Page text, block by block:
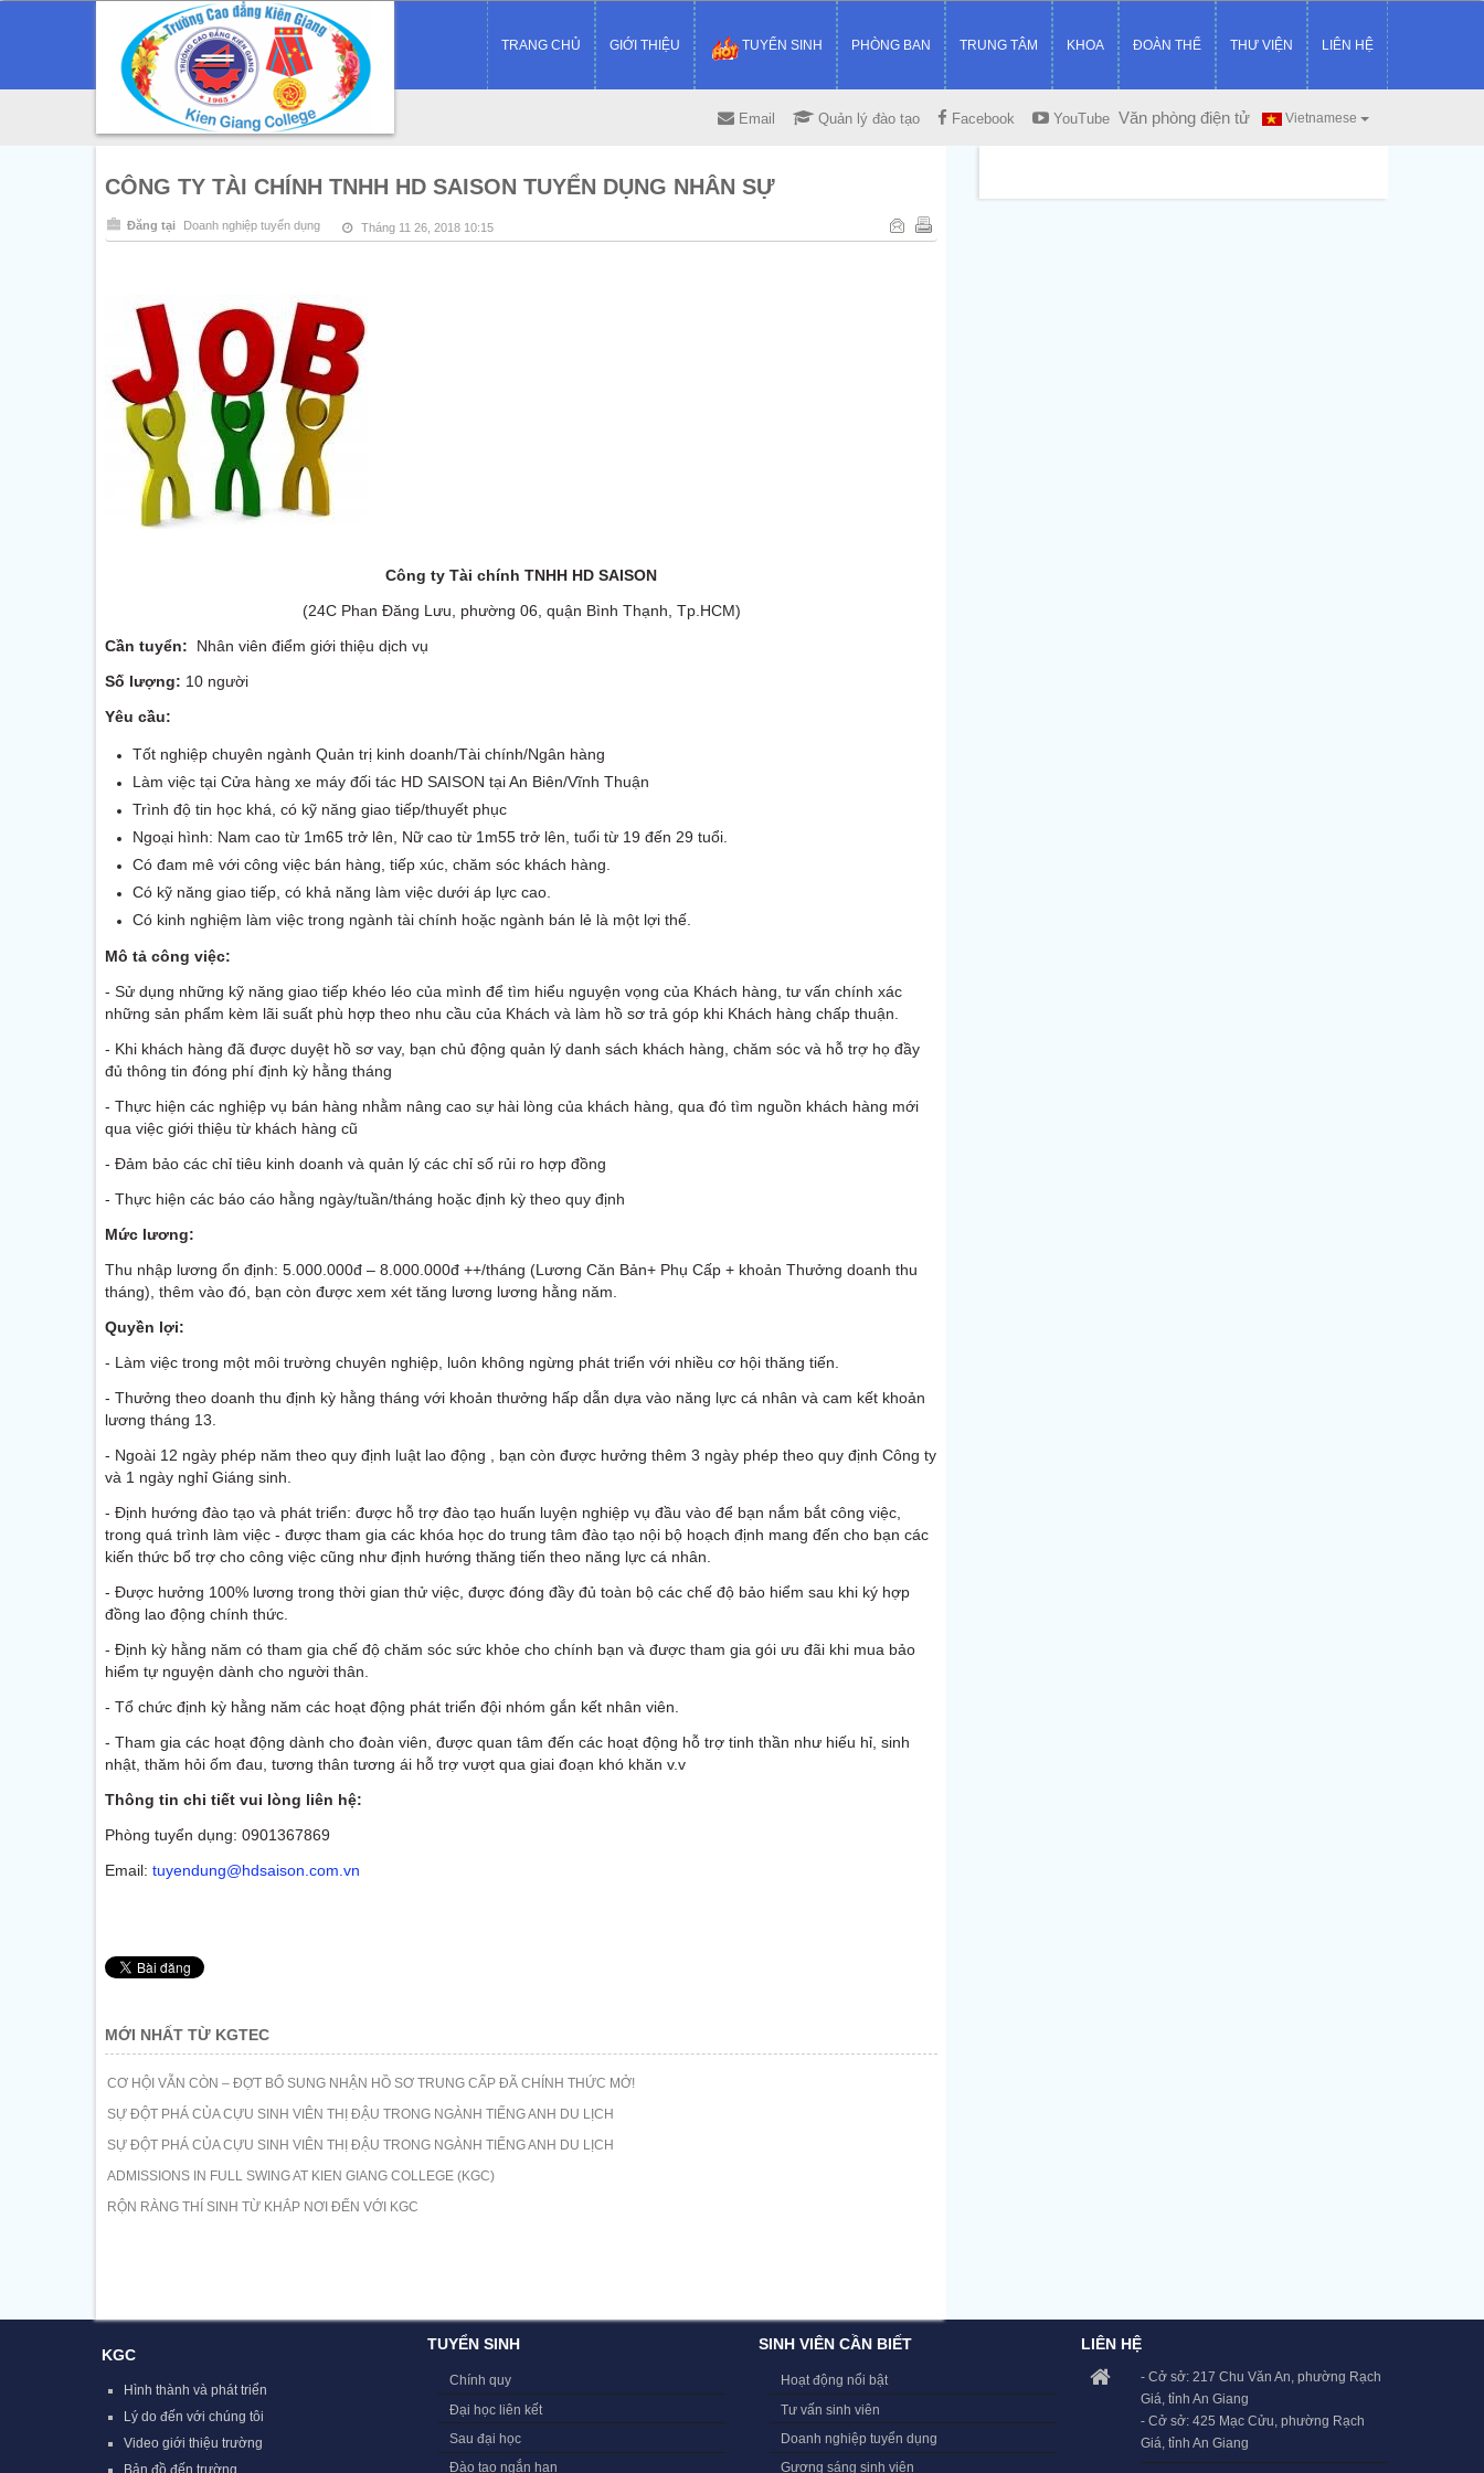
TRANG CHỦ GIỚI THIỆU TUYỂN SINH PHÒNG BAN TRUNG TÂM KHOA ĐOÀN THỂ THƯ VIỆN LIÊN HỆ
Vietnamese
Email Quản lý đào tạo Facebook YouTube Văn phòng điện tử
CÔNG TY TÀI CHÍNH TNHH HD SAISON TUYỂN DỤNG NHÂN SỰ
Đăng tại Doanh nghiệp tuyển dụng Tháng 11 26, 2018 10:15
Công ty Tài chính TNHH HD SAISON
(24C Phan Đăng Lưu, phường 06, quận Bình Thạnh, Tp.HCM)
Cần tuyển: Nhân viên điểm giới thiệu dịch vụ
Số lượng: 10 người
Yêu cầu:
Tốt nghiệp chuyên ngành Quản trị kinh doanh/Tài chính/Ngân hàng
Làm việc tại Cửa hàng xe máy đối tác HD SAISON tại An Biên/Vĩnh Thuận
Trình độ tin học khá, có kỹ năng giao tiếp/thuyết phục
Ngoại hình: Nam cao từ 1m65 trở lên, Nữ cao từ 1m55 trở lên, tuổi từ 19 đến 29 tuổi.
Có đam mê với công việc bán hàng, tiếp xúc, chăm sóc khách hàng.
Có kỹ năng giao tiếp, có khả năng làm việc dưới áp lực cao.
Có kinh nghiệm làm việc trong ngành tài chính hoặc ngành bán lẻ là một lợi thế.
Mô tả công việc:
- Sử dụng những kỹ năng giao tiếp khéo léo của mình để tìm hiểu nguyện vọng của Khách hàng, tư vấn chính xác
những sản phẩm kèm lãi suất phù hợp theo nhu cầu của Khách và làm hồ sơ trả góp khi Khách hàng chấp thuận.
- Khi khách hàng đã được duyệt hồ sơ vay, bạn chủ động quản lý danh sách khách hàng, chăm sóc và hỗ trợ họ đầy
đủ thông tin đóng phí định kỳ hằng tháng
- Thực hiện các nghiệp vụ bán hàng nhằm nâng cao sự hài lòng của khách hàng, qua đó tìm nguồn khách hàng mới
qua việc giới thiệu từ khách hàng cũ
- Đảm bảo các chỉ tiêu kinh doanh và quản lý các chỉ số rủi ro hợp đồng
- Thực hiện các báo cáo hằng ngày/tuần/tháng hoặc định kỳ theo quy định
Mức lương:
Thu nhập lương ổn định: 5.000.000đ – 8.000.000đ ++/tháng (Lương Căn Bản+ Phụ Cấp + khoản Thưởng doanh thu
tháng), thêm vào đó, bạn còn được xem xét tăng lương lương hằng năm.
Quyền lợi:
- Làm việc trong một môi trường chuyên nghiệp, luôn không ngừng phát triển với nhiều cơ hội thăng tiến.
- Thưởng theo doanh thu định kỳ hằng tháng với khoản thưởng hấp dẫn dựa vào năng lực cá nhân và cam kết khoản
lương tháng 13.
- Ngoài 12 ngày phép năm theo quy định luật lao động , bạn còn được hưởng thêm 3 ngày phép theo quy định Công ty
và 1 ngày nghỉ Giáng sinh.
- Định hướng đào tạo và phát triển: được hỗ trợ đào tạo huấn luyện nghiệp vụ đầu vào để bạn nắm bắt công việc,
trong quá trình làm việc - được tham gia các khóa học do trung tâm đào tạo nội bộ hoạch định mang đến cho bạn các
kiến thức bổ trợ cho công việc cũng như định hướng thăng tiến theo năng lực cá nhân.
- Được hưởng 100% lương trong thời gian thử việc, được đóng đầy đủ toàn bộ các chế độ bảo hiểm sau khi ký hợp
đồng lao động chính thức.
- Định kỳ hằng năm có tham gia chế độ chăm sóc sức khỏe cho chính bạn và được tham gia gói ưu đãi khi mua bảo
hiểm tự nguyện dành cho người thân.
- Tổ chức định kỳ hằng năm các hoạt động phát triển đội nhóm gắn kết nhân viên.
- Tham gia các hoạt động dành cho đoàn viên, được quan tâm đến các hoạt động hỗ trợ tinh thần như hiếu hỉ, sinh
nhật, thăm hỏi ốm đau, tương thân tương ái hỗ trợ vượt qua giai đoạn khó khăn v.v
Thông tin chi tiết vui lòng liên hệ:
Phòng tuyển dụng: 0901367869
Email: tuyendung@hdsaison.com.vn
MỚI NHẤT TỪ KGTEC
CƠ HỘI VẪN CÒN – ĐỢT BỔ SUNG NHẬN HỒ SƠ TRUNG CẤP ĐÃ CHÍNH THỨC MỞ!
SỰ ĐỘT PHÁ CỦA CỰU SINH VIÊN THỊ ĐẬU TRONG NGÀNH TIẾNG ANH DU LỊCH
SỰ ĐỘT PHÁ CỦA CỰU SINH VIÊN THỊ ĐẬU TRONG NGÀNH TIẾNG ANH DU LỊCH
ADMISSIONS IN FULL SWING AT KIEN GIANG COLLEGE (KGC)
RỘN RÀNG THÍ SINH TỪ KHẮP NƠI ĐẾN VỚI KGC
KGC
Hình thành và phát triển
Lý do đến với chúng tôi
Video giới thiệu trường
Bản đồ đến trường
TUYỂN SINH
Chính quy
Đại học liên kết
Sau đại học
Đào tạo ngắn hạn
SINH VIÊN CẦN BIẾT
Hoạt động nổi bật
Tư vấn sinh viên
Doanh nghiệp tuyển dụng
Gương sáng sinh viên
LIÊN HỆ
- Cở sở: 217 Chu Văn An, phường Rạch
Giá, tỉnh An Giang
- Cở sở: 425 Mạc Cửu, phường Rạch
Giá, tỉnh An Giang